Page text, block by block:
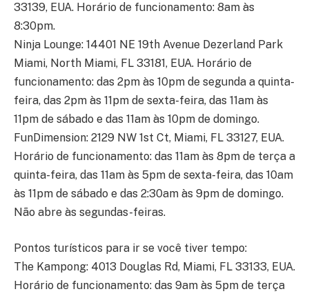
33139, EUA. Horário de funcionamento: 8am às
8:30pm.
Ninja Lounge: 14401 NE 19th Avenue Dezerland Park
Miami, North Miami, FL 33181, EUA. Horário de
funcionamento: das 2pm às 10pm de segunda a quinta-
feira, das 2pm às 11pm de sexta-feira, das 11am às
11pm de sábado e das 11am às 10pm de domingo.
FunDimension: 2129 NW 1st Ct, Miami, FL 33127, EUA.
Horário de funcionamento: das 11am às 8pm de terça a
quinta-feira, das 11am às 5pm de sexta-feira, das 10am
às 11pm de sábado e das 2:30am às 9pm de domingo.
Não abre às segundas-feiras.
Pontos turísticos para ir se você tiver tempo:
The Kampong: 4013 Douglas Rd, Miami, FL 33133, EUA.
Horário de funcionamento: das 9am às 5pm de terça